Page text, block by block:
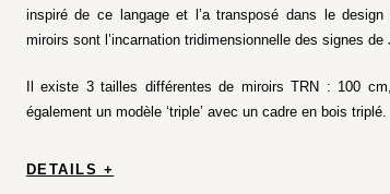
inspiré de ce langage et l’a transposé dans le
miroirs sont l’incarnation tridimensionnelle des signes de
Il existe 3 tailles différentes de miroirs TRN : 100
également un modèle ‘triple’ avec un cadre en bois triplé.
DETAILS +